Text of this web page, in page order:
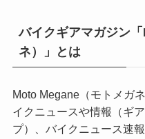
バイクギアマガジン
ネ）」とは
Moto Megane（モトメガ
イクニュースや情報（ギ
プ）、バイクニュース速